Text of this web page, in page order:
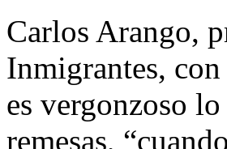
Carlos Arango,
Inmigrantes,
es vergonzoso
remesas,